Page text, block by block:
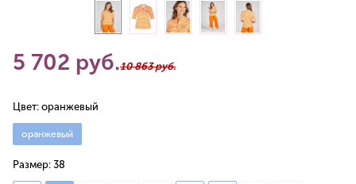
5 702 руб.10 863 руб.
Цвет: оранжевый
оранжевый
Размер: 38